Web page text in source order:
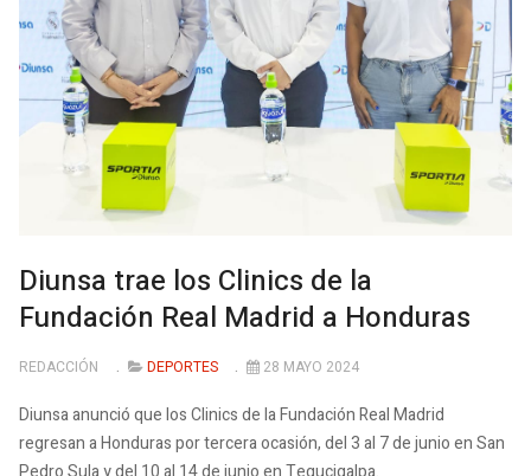
Diunsa trae los Clinics de la
Fundación Real Madrid a Honduras
REDACCIÓN DEPORTES 28 MAYO 2024
Diunsa anunció que los Clinics de la Fundación Real Madrid
regresan a Honduras por tercera ocasión, del 3 al 7 de junio en San